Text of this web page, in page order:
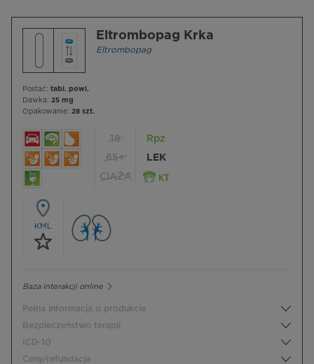
Eltrombopag Krka
Eltrombopag
Postać: tabl. powl.
Dawka: 25 mg
Opakowanie: 28 szt.
18
65+
CIĄŻA
Rpz
LEK
KML
Baza interakcji online
Pełna informacja o produkcie
Bezpieczeństwo terapii
ICD-10
Ceny/refundacja